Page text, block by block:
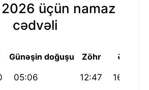
üçün namaz
cədvəli
Günəşin doğuşu Zöhr Əsr
05:06 12:47 16:56